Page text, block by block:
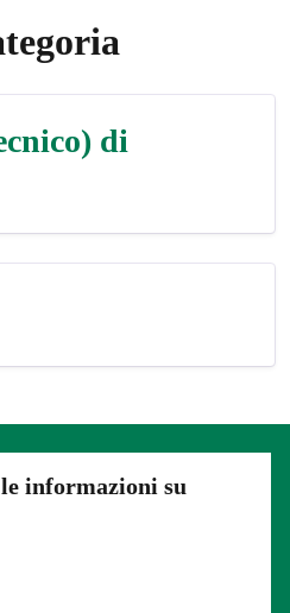
di
informazioni su